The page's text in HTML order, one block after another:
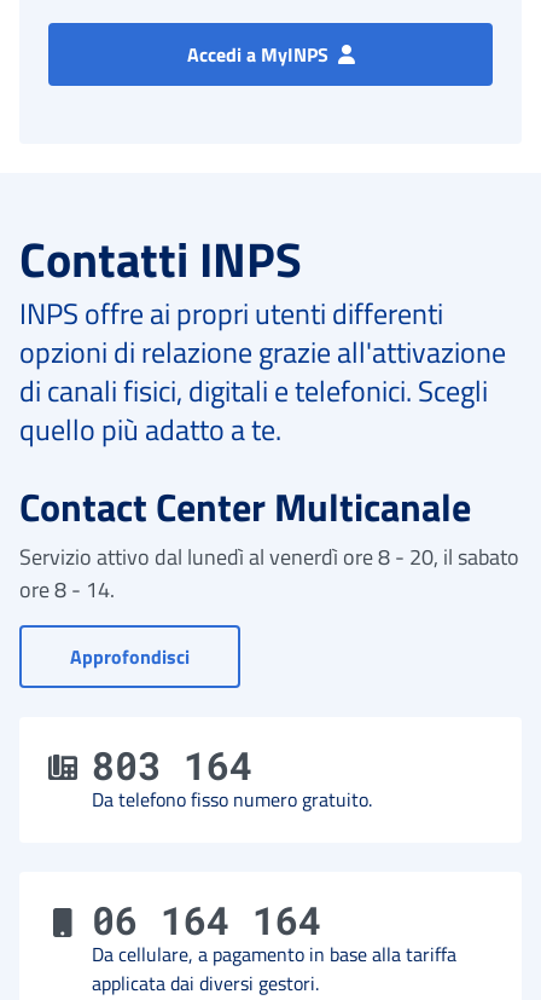
Accedi a MyINPS
Contatti INPS
INPS offre ai propri utenti differenti
opzioni di relazione grazie all'attivazione
di canali fisici, digitali e telefonici. Scegli
quello più adatto a te.
Contact Center Multicanale
Servizio attivo dal lunedì al venerdì ore 8 - 20, il sabato
ore 8 - 14.
Approfondisci- Vai a Contact Center
803 164
Da telefono fisso numero gratuito.
06 164 164
Da cellulare, a pagamento in base alla tariffa
applicata dai diversi gestori.